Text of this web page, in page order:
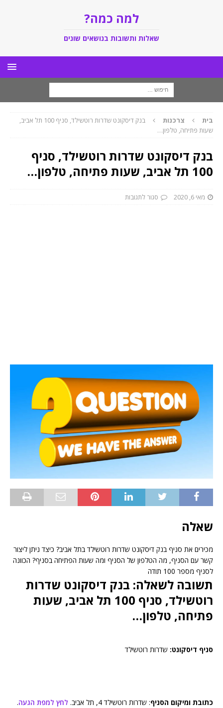
למה כמה?
שאלות ותשובות בנושאים שונים
בית צרכנות
בנק דיסקונט שדרות רוטשילד, סניף 100 תל אביב,
שעות פתיחה, טלפון…
בנק דיסקונט שדרות רוטשילד, סניף
100 תל אביב, שעות פתיחה, טלפון…
מאי 6, 2020 סגור לתגובות
שאלה
מכירים את סניף בנק דיסקונט שדרות רוטשילד בתל אביב? כיצד ניתן ליצור
קשר עם הסניף, מה הטלפון של הסניף ומה שעות הפתיחה בסניף? הכוונה
לסניף מספר 100 תודה
תשובה לשאלה: בנק דיסקונט שדרות
רוטשילד, סניף 100 תל אביב, שעות
פתיחה, טלפון…
סניף דיסקונט: שדרות רוטשילד
כתובת ומיקום הסניף: שדרות רוטשילד 4, תל אביב. לחץ למפת הגעה.